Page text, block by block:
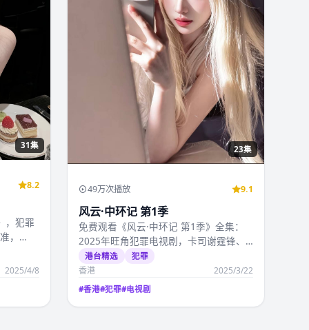
31集
8.2
，犯罪
，
2025/4/8
23集
49万次播放 9.1
风云·中环记 第1季
免费观看《风云·中环记 第1季》全集：
2025年旺角犯罪电视剧，卡司谢霆锋、
张曼玉、吴镇宇，…
港台精选 犯罪
香港 2025/3/22
#香港#犯罪#电视剧